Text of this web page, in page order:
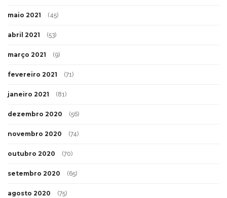
maio 2021 (45)
abril 2021 (53)
março 2021 (9)
fevereiro 2021 (71)
janeiro 2021 (81)
dezembro 2020 (56)
novembro 2020 (74)
outubro 2020 (70)
setembro 2020 (65)
agosto 2020 (75)